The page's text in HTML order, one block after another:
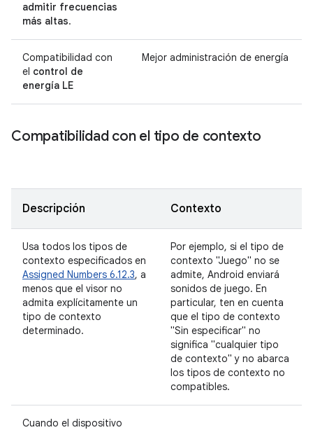
admitir frecuencias
más altas.
Compatibilidad con
el control de
energía LE
Mejor administración de energía
Compatibilidad con el tipo de contexto
Descripción Contexto
Usa todos los tipos de
contexto especificados en
Assigned Numbers 6.12.3, a
menos que el visor no
admita explícitamente un
tipo de contexto
determinado.
Por ejemplo, si el tipo de
contexto "Juego" no se
admite, Android enviará
sonidos de juego. En
particular, ten en cuenta
que el tipo de contexto
"Sin especificar" no
significa "cualquier tipo
de contexto" y no abarca
los tipos de contexto no
compatibles.
Cuando el dispositivo